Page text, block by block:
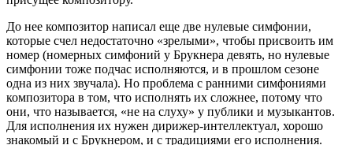
До нее композитор написал еще две нулевые симфонии,
которые счел недостаточно «зрелыми», чтобы присвоить им
номер (номерных симфоний у Брукнера девять, но нулевые
симфонии тоже подчас исполняются, и в прошлом сезоне
одна из них звучала). Но проблема с ранними симфониями
композитора в том, что исполнять их сложнее, потому что
они, что называется, «не на слуху» у публики и музыкантов.
Для исполнения их нужен дирижер-интеллектуал, хорошо
знакомый и с Брукнером, и с традициями его исполнения.